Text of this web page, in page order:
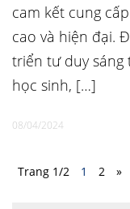
cam kết cung
cao và hiện đại.
triển tư duy sáng
học sinh, […]
08/04/2024
Trang 1/2 1 2 »